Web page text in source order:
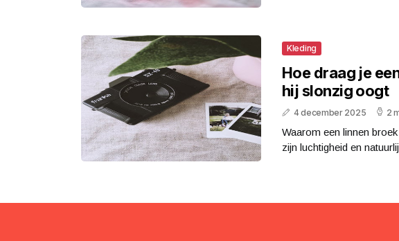
Kleding
Hoe draag je
hij slonzig oogt
4 december 2025 2
Waarom een linnen
zijn luchtigheid en